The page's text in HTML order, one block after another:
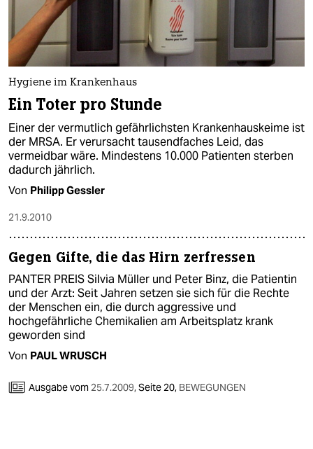
Hygiene im Krankenhaus
Ein Toter pro Stunde
Einer der vermutlich gefährlichsten Krankenhauskeime ist
der MRSA. Er verursacht tausendfaches Leid, das
vermeidbar wäre. Mindestens 10.000 Patienten sterben
dadurch jährlich.
Von Philipp Gessler
21.9.2010
Gegen Gifte, die das Hirn zerfressen
PANTER PREIS Silvia Müller und Peter Binz, die Patientin
und der Arzt: Seit Jahren setzen sie sich für die Rechte
der Menschen ein, die durch aggressive und
hochgefährliche Chemikalien am Arbeitsplatz krank
geworden sind
Von PAUL WRUSCH
Ausgabe vom 25.7.2009,Seite 20, BEWEGUNGEN